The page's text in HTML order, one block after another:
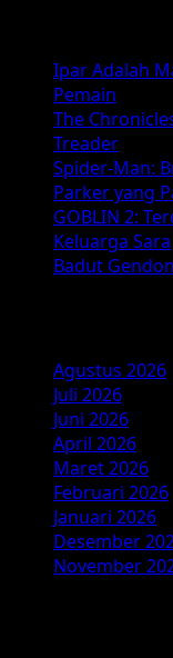
Ipar Adalah
Pemain
The
Treader
Spider-Man:
Parker yang
GOBLIN 2:
Keluarga Sara
Badut
Agustus 2026
Juli 2026
Juni 2026
April 2026
Maret 2026
Februari 2026
Januari 2026
Desember
November